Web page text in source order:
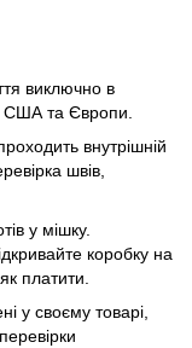
виключно в
США та Європи.
внутрішній
швів,
у мішку.
коробку на
платити.
у своєму товарі,